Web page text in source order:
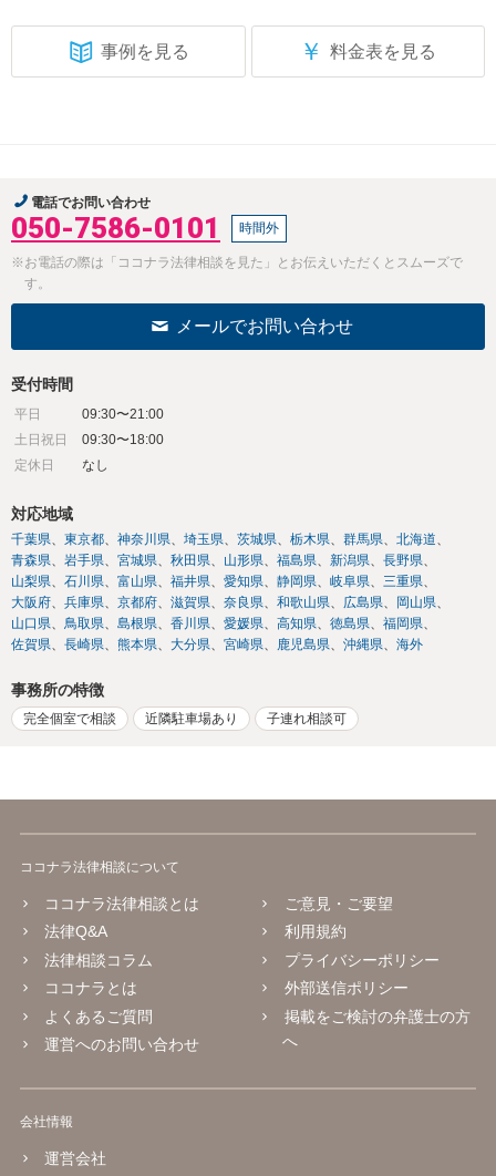
事例を見る ￥ 料金表を見る
電話でお問い合わせ
050-7586-0101 時間外
※お電話の際は「ココナラ法律相談を見た」とお伝えいただくとスムーズで
す。
メールでお問い合わせ
受付時間
平日
09:30〜21:00
土日祝日
09:30〜18:00
定休日
なし
対応地域
千葉県 東京都 神奈川県 埼玉県 茨城県 栃木県 群馬県
北海道
青森県
岩手県 宮城県 秋田県 山形県 福島県 新潟県
長野県
山梨県
石川県 富山県 福井県 愛知県 静岡県 岐阜県
三重県
大阪府
兵庫県 京都府 滋賀県 奈良県 和歌山県 広島県
岡山県
山口県
鳥取県 島根県 香川県 愛媛県 高知県 徳島県
福岡県
佐賀県
長崎県 熊本県 大分県 宮崎県 鹿児島県 沖縄県 海外
事務所の特徴
完全個室で相談 近隣駐車場あり 子連れ相談可
ココナラ法律相談について
ココナラ法律相談とは
法律Q&A
法律相談コラム
ココナラとは
よくあるご質問
運営へのお問い合わせ
ご意見・ご要望
利用規約
プライバシーポリシー
外部送信ポリシー
掲載をご検討の弁護士の方
へ
会社情報
運営会社